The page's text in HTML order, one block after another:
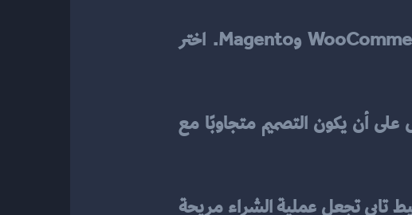
هناك العديد من المنصات المتاحة لتطوير المتاجر الإلكترونية مثل Shopify وWooCommerce وMagento. اختر
التصميم الجذاب والسهل يساعد على جذب العملاء وتحسين تجربة التسوق. احرص على أن يكون التصميم متجاوبًا مع